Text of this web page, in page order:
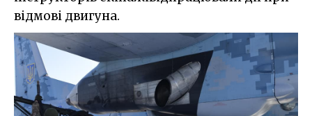
відмові двигуна.